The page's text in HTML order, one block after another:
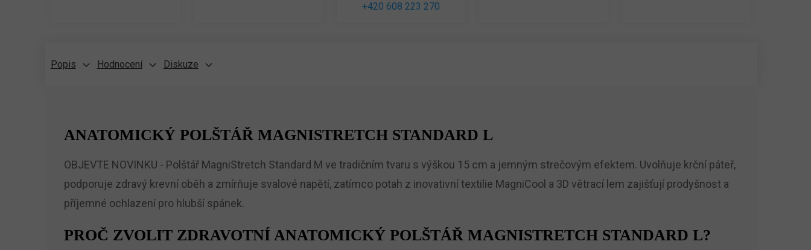
+420 608 223 270
Popis Hodnocení Diskuze
ANATOMICKÝ POLŠTÁŘ MAGNISTRETCH STANDARD L
OBJEVTE NOVINKU - Polštář MagniStretch Standard M ve tradičním tvaru s výškou 15 cm a jemným strečovým efektem. Uvolňuje krční páteř,
podporuje zdravý krevní oběh a zmírňuje svalové napětí, zatímco potah z inovativní textilie MagniCool a 3D větrací lem zajišťují prodyšnost a
příjemné ochlazení pro hlubší spánek.
PROČ ZVOLIT ZDRAVOTNÍ ANATOMICKÝ POLŠTÁŘ MAGNISTRETCH STANDARD L?